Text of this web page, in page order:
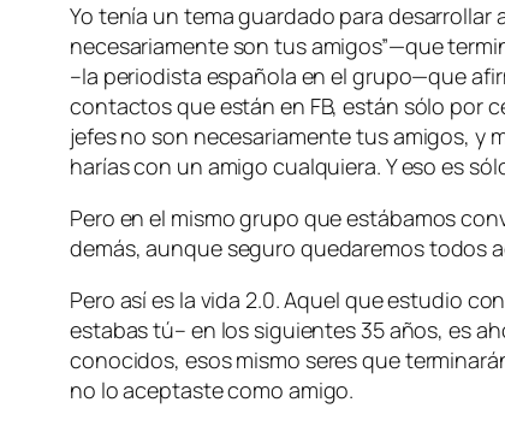
Yo tenía un tema guardado para desarrollar
necesariamente son tus amigos”—que
–la periodista española en el grupo—que
contactos que están en FB, están sólo por
jefes no son necesariamente tus amigos, y
harías con un amigo cualquiera. Y eso es
Pero en el mismo grupo que estábamos
demás, aunque seguro quedaremos todos
Pero así es la vida 2.0. Aquel que estudio
estabas tú– en los siguientes 35 años, es
conocidos, esos mismo seres que
no lo aceptaste como amigo.